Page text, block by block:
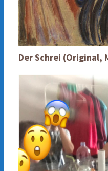
Der Schrei (Original,